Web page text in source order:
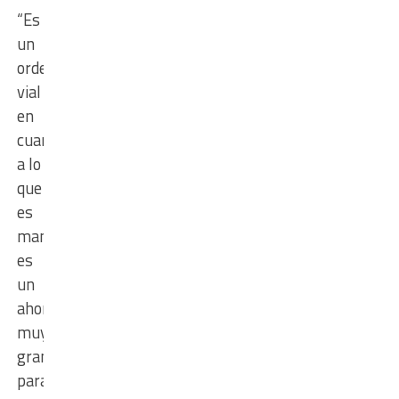
“Es
un
ordenamiento
vial
en
cuanto
a lo
que
es
mantenimiento,
es
un
ahorro
muy
grande
para